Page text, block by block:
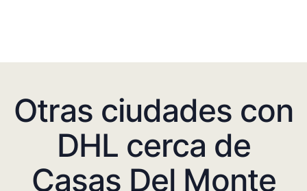
Otras ciudades con
DHL cerca de
Casas Del Monte